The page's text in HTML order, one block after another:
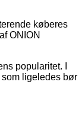
køberes
ONION
popularitet. I
ligeledes bør